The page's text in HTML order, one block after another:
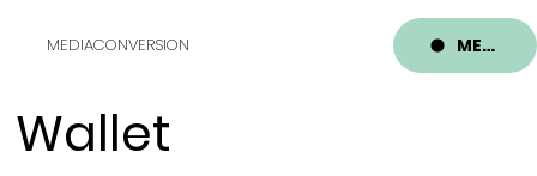
MEDIACONVERSION MENU
Wallet